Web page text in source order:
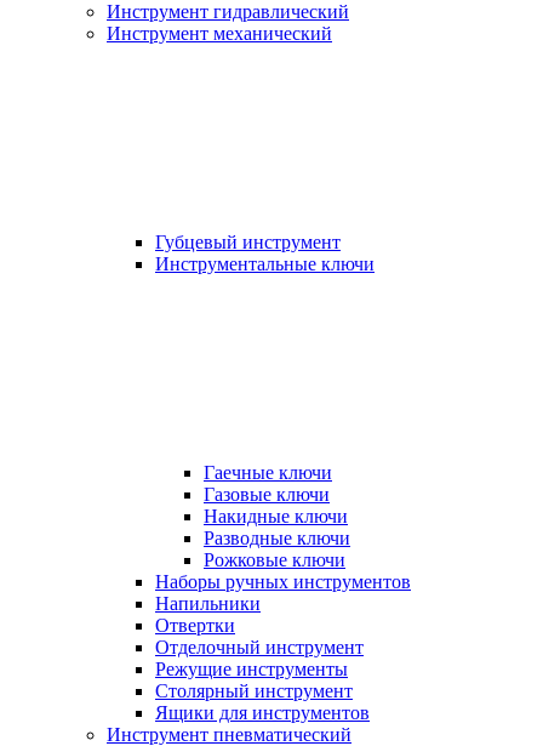
Инструмент гидравлический
Инструмент механический
Губцевый инструмент
Инструментальные ключи
Гаечные ключи
Газовые ключи
Накидные ключи
Разводные ключи
Рожковые ключи
Наборы ручных инструментов
Напильники
Отвертки
Отделочный инструмент
Режущие инструменты
Столярный инструмент
Ящики для инструментов
Инструмент пневматический